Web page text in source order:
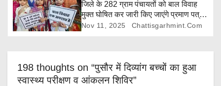
जिले के 282 ग्राम पंचायतों को बाल विवाह
मुक्त घोषित कर जारी किए जाएंगे प्रमाण पत्र,
दावा-आपत्ति 24 नवम्बर तक
Nov 11, 2025 Chattisgarhmint.com
198 thoughts on “पुसौर में दिव्यांग बच्चों का हुआ
स्वास्थ्य परीक्षण व आंकलन शिविर”